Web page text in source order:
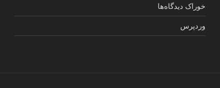
خوراک دیدگاه‌ها
وردپرس